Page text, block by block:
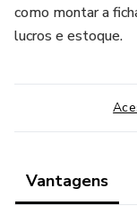
como montar a
lucros e estoque.
Vantagens